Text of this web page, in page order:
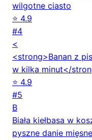
wilgotne ciasto
⭐ 4.9
#4
<
<strong>Banan z
w kilka minut</
⭐ 4.9
#5
B
Biała kiełbasa w
pyszne danie mięsne